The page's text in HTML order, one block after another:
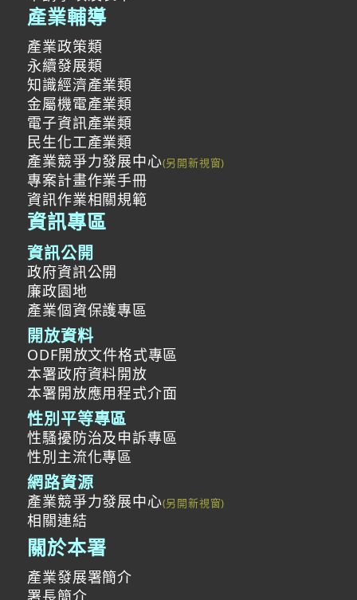
產業輔導
產業政策類
永續發展類
知識經濟產業類
金屬機電產業類
電子資訊產業類
民生化工產業類
產業競爭力發展中心
專案計畫作業手冊
資訊作業相關規範
資訊專區
資訊公開
政府資訊公開
廉政園地
產業個資保護專區
開放資料
ODF開放文件格式專區
本署政府資料開放
本署開放應用程式介面
性別平等專區
性騷擾防治及申訴專區
性別主流化專區
網路資源
產業競爭力發展中心
相關連結
關於本署
產業發展署簡介
署長簡介